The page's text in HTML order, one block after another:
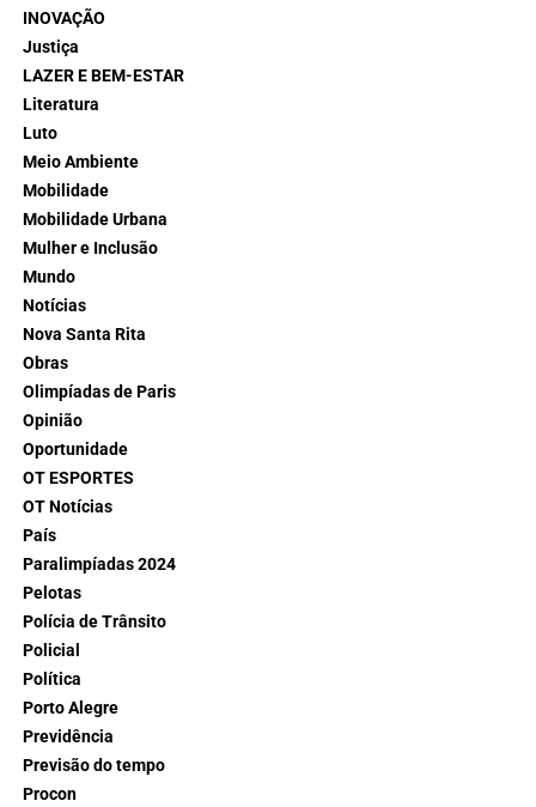
INOVAÇÃO
Justiça
LAZER E BEM-ESTAR
Literatura
Luto
Meio Ambiente
Mobilidade
Mobilidade Urbana
Mulher e Inclusão
Mundo
Notícias
Nova Santa Rita
Obras
Olimpíadas de Paris
Opinião
Oportunidade
OT ESPORTES
OT Notícias
País
Paralimpíadas 2024
Pelotas
Polícia de Trânsito
Policial
Política
Porto Alegre
Previdência
Previsão do tempo
Procon